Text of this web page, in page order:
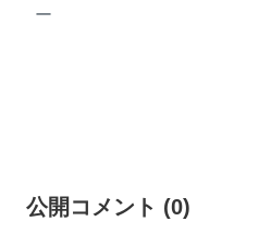
ー
公開コメント (0)